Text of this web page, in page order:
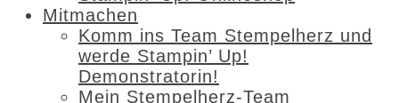
Mitmachen
Komm ins Team Stempelherz und
werde Stampin’ Up!
Demonstratorin!
Mein Stempelherz-Team